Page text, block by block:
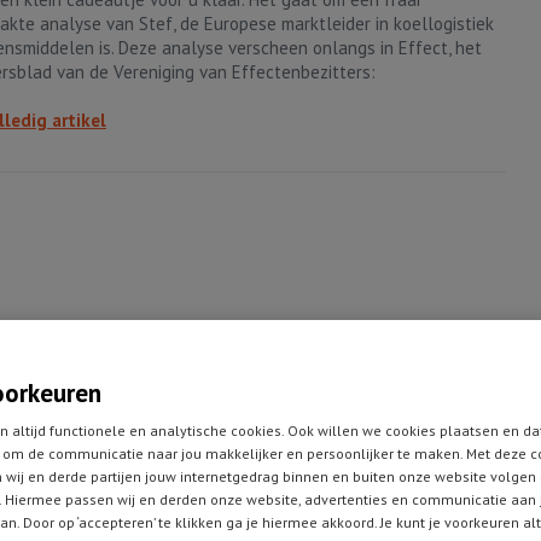
altijd functionele en analytische cookies. Ook willen we cookies plaatsen en
de communicatie naar jou makkelijker en persoonlijker te maken. Met deze
wij en derde partijen jouw internetgedrag binnen en buiten onze website volgen
Hiermee passen wij en derden onze website, advertenties en communicatie aan
Door op ‘accepteren’ te klikken ga je hiermee akkoord. Je kunt je voorkeuren
analyse van Stef, de Europese marktleider in koellogistiek
is. Deze analyse verscheen onlangs in Effect, het
van de Vereniging van Effectenbezitters:
artikel
supermarkt met prijskortingen dan loopt het storm.
McDonald's de hamburgers in de aanbieding dan hangt
de vlag uit.